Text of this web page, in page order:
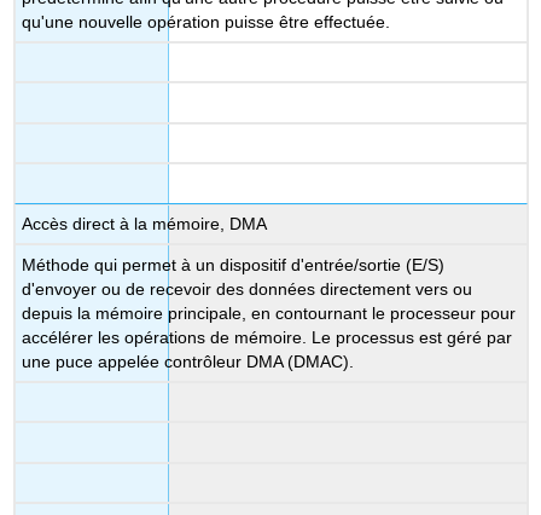
qu'une nouvelle opération puisse être effectuée.
Accès direct à la mémoire, DMA
Méthode qui permet à un dispositif d'entrée/sortie (E/S)
d'envoyer ou de recevoir des données directement vers ou
depuis la mémoire principale, en contournant le processeur pour
accélérer les opérations de mémoire. Le processus est géré par
une puce appelée contrôleur DMA (DMAC).